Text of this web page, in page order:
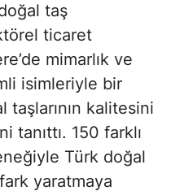
taş
ticaret
mimarlık ve
isimleriyle bir
kalitesini
tanıttı. 150 farklı
Türk doğal
yaratmaya